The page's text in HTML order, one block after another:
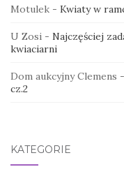
Motulek - Kwiaty w
U Zosi - Najczęściej
kwiaciarni
Dom aukcyjny Clemens -
cz.2
KATEGORIE